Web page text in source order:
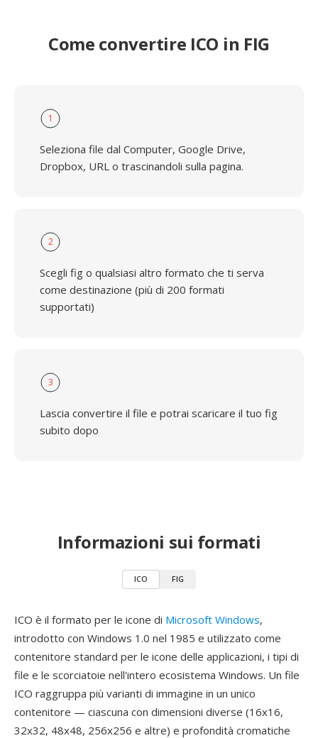
Come convertire ICO in FIG
1
Seleziona file dal Computer, Google Drive,
Dropbox, URL o trascinandoli sulla pagina.
2
Scegli fig o qualsiasi altro formato che ti serva
come destinazione (più di 200 formati
supportati)
3
Lascia convertire il file e potrai scaricare il tuo fig
subito dopo
Informazioni sui formati
ICO FIG
ICO è il formato per le icone di Microsoft Windows,
introdotto con Windows 1.0 nel 1985 e utilizzato come
contenitore standard per le icone delle applicazioni, i tipi di
file e le scorciatoie nell'intero ecosistema Windows. Un file
ICO raggruppa più varianti di immagine in un unico
contenitore — ciascuna con dimensioni diverse (16x16,
32x32, 48x48, 256x256 e altre) e profondità cromatiche